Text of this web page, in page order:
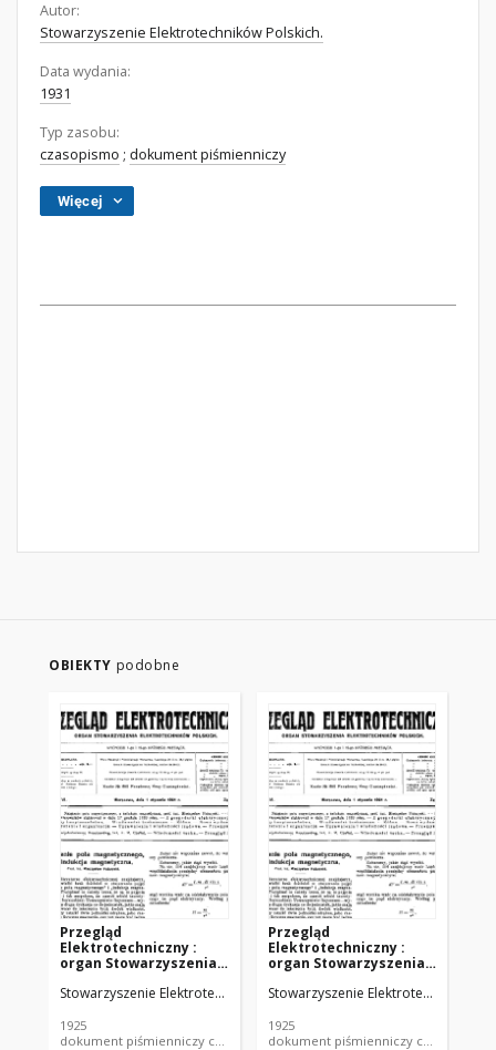
Autor:
Stowarzyszenie Elektrotechników Polskich.
Data wydania:
1931
Typ zasobu:
czasopismo ; dokument piśmienniczy
Więcej
OBIEKTY podobne
Przegląd
Elektrotechniczny :
organ Stowarzyszenia
Polskich R. VII z. 22
Stowarzyszenie Elektrotechników Polskich.
1925
dokument piśmienniczy czasopismo
Przegląd
Elektrotechniczny :
organ Stowarzyszenia
Polskich R. VII z. 23
Stowarzyszenie Elektrotechników
1925
dokument piśmienniczy czasopismo